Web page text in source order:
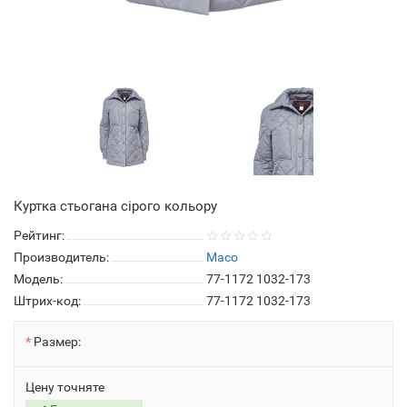
Куртка стьогана сірого кольору
Рейтинг:
Производитель:
Maco
Модель:
77-1172 1032-173
Штрих-код:
77-1172 1032-173
Размер:
Цену точняте